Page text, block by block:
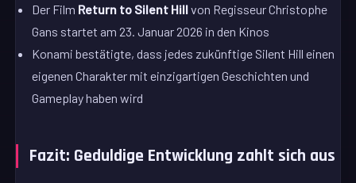
Der Film Return to Silent Hillvon Regisseur Christophe
Gans startet am 23. Januar 2026 in den Kinos
Konami bestätigte, dass jedes zukünftige Silent Hill einen
eigenen Charakter mit einzigartigen Geschichten und
Gameplay haben wird
Fazit: Geduldige Entwicklung zahlt sich aus